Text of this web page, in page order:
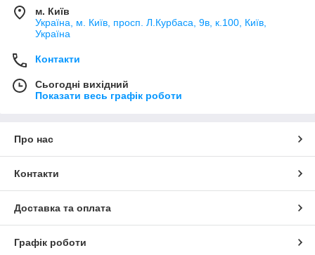
м. Київ
Україна, м. Київ, просп. Л.Курбаса, 9в, к.100, Київ,
Україна
Контакти
Сьогодні вихідний
Показати весь графік роботи
Про нас
Контакти
Доставка та оплата
Графік роботи